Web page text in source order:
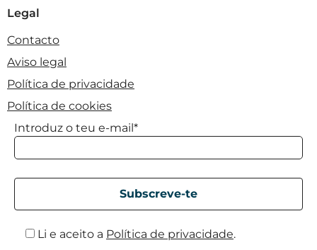
Legal
Contacto
Aviso legal
Política de privacidade
Política de cookies
Introduz o teu e-mail*
Li e aceito a Política de privacidade.